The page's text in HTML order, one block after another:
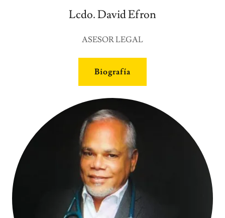
Lcdo. David Efron
ASESOR LEGAL
Biografía